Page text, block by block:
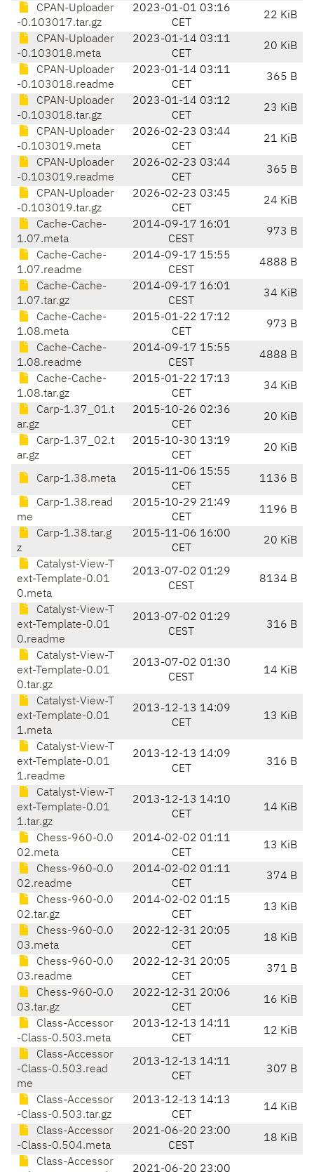
CPAN-Uploader
-0.103017.tar.gz
2023-01-01 03:16
CET
22 KiB
CPAN-Uploader
-0.103018.meta
2023-01-14 03:11
CET
20 KiB
CPAN-Uploader
-0.103018.readme
2023-01-14 03:11
CET
365 B
CPAN-Uploader
-0.103018.tar.gz
2023-01-14 03:12
CET
23 KiB
CPAN-Uploader
-0.103019.meta
2026-02-23 03:44
CET
21 KiB
CPAN-Uploader
-0.103019.readme
2026-02-23 03:44
CET
365 B
CPAN-Uploader
-0.103019.tar.gz
2026-02-23 03:45
CET
24 KiB
Cache-Cache-
1.07.meta
2014-09-17 16:01
CEST
973 B
Cache-Cache-
1.07.readme
2014-09-17 15:55
CEST
4888 B
Cache-Cache-
1.07.tar.gz
2014-09-17 16:01
CEST
34 KiB
Cache-Cache-
1.08.meta
2015-01-22 17:12
CET
973 B
Cache-Cache-
1.08.readme
2014-09-17 15:55
CEST
4888 B
Cache-Cache-
1.08.tar.gz
2015-01-22 17:13
CET
34 KiB
Carp-1.37_01.t
ar.gz
2015-10-26 02:36
CET
20 KiB
Carp-1.37_02.t
ar.gz
2015-10-30 13:19
CET
20 KiB
Carp-1.38.meta
2015-11-06 15:55
CET
1136 B
Carp-1.38.read
me
2015-10-29 21:49
CET
1196 B
Carp-1.38.tar.g
z
2015-11-06 16:00
CET
20 KiB
Catalyst-View-T
ext-Template-0.01
0.meta
2013-07-02 01:29
CEST
8134 B
Catalyst-View-T
ext-Template-0.01
0.readme
2013-07-02 01:29
CEST
316 B
Catalyst-View-T
ext-Template-0.01
0.tar.gz
2013-07-02 01:30
CEST
14 KiB
Catalyst-View-T
ext-Template-0.01
1.meta
2013-12-13 14:09
CET
13 KiB
Catalyst-View-T
ext-Template-0.01
1.readme
2013-12-13 14:09
CET
316 B
Catalyst-View-T
ext-Template-0.01
1.tar.gz
2013-12-13 14:10
CET
14 KiB
Chess-960-0.0
02.meta
2014-02-02 01:11
CET
13 KiB
Chess-960-0.0
02.readme
2014-02-02 01:11
CET
374 B
Chess-960-0.0
02.tar.gz
2014-02-02 01:15
CET
13 KiB
Chess-960-0.0
03.meta
2022-12-31 20:05
CET
18 KiB
Chess-960-0.0
03.readme
2022-12-31 20:05
CET
371 B
Chess-960-0.0
03.tar.gz
2022-12-31 20:06
CET
16 KiB
Class-Accessor
-Class-0.503.meta
2013-12-13 14:11
CET
12 KiB
Class-Accessor
-Class-0.503.read
me
2013-12-13 14:11
CET
307 B
Class-Accessor
-Class-0.503.tar.gz
2013-12-13 14:13
CET
14 KiB
Class-Accessor
-Class-0.504.meta
2021-06-20 23:00
CEST
18 KiB
Class-Accessor
2021-06-20 23:00